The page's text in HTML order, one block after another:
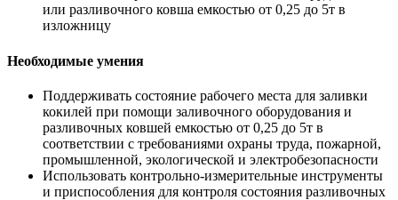
или разливочного ковша емкостью от 0,25 до 5т в
изложницу
Необходимые умения
Поддерживать состояние рабочего места для заливки
кокилей при помощи заливочного оборудования и
разливочных ковшей емкостью от 0,25 до 5т в
соответствии с требованиями охраны труда, пожарной,
промышленной, экологической и электробезопасности
Использовать контрольно-измерительные инструменты
и приспособления для контроля состояния разливочных